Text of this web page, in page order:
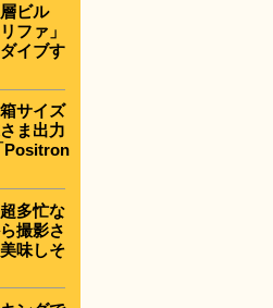
ビル
ファ」
イブす
サイズ
ま出力
Positron
多忙な
撮影さ
味しそ